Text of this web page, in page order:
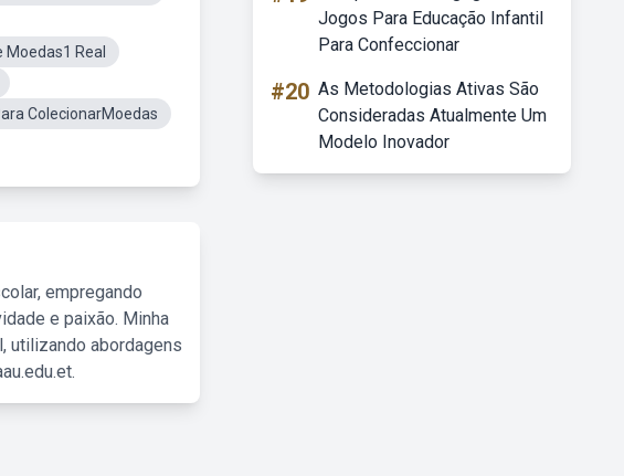
Moedas1 Real
ColecionarMoedas
empregando
e paixão. Minha
utilizando abordagens
Jogos Para Educação Infantil
Para Confeccionar
#20 As Metodologias Ativas São
Consideradas Atualmente Um
Modelo Inovador